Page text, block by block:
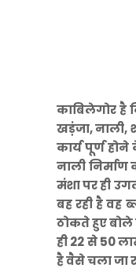
काबिलेगोर है
खड़ंजा, नाली,
कार्य पूर्ण
नाली
मंशा पर ही
बह रही है वह
ठोकते हुए बोले
ही 22 से 50
है वैसे चला जा